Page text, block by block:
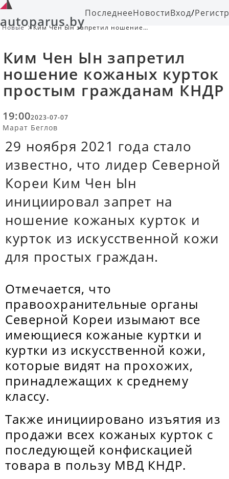
autoparus.byПоследнееНовостиВход/
Новые
Ким Чен Ын запретил ношение
Ким Чен Ын запретил
ношение кожаных курток
простым гражданам КНДР
19:002023-07-07
Марат Беглов
29 ноября 2021 года стало
известно, что лидер Северной
Кореи Ким Чен Ын
инициировал запрет на
ношение кожаных курток и
курток из искусственной кожи
для простых граждан.
Отмечается, что
правоохранительные органы
Северной Кореи изымают все
имеющиеся кожаные куртки и
куртки из искусственной кожи,
которые видят на прохожих,
принадлежащих к среднему
классу.
Также инициировано изъятия из
продажи всех кожаных курток с
последующей конфискацией
товара в пользу МВД КНДР.